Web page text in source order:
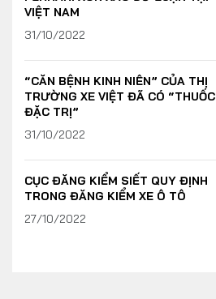
VIỆT NAM
31/10/2022
“CĂN BỆNH KINH NIÊN” CỦA THỊ
TRƯỜNG XE VIỆT ĐÃ CÓ “THUỐC
ĐẶC TRỊ”
31/10/2022
CỤC ĐĂNG KIỂM SIẾT QUY ĐỊNH
TRONG ĐĂNG KIỂM XE Ô TÔ
27/10/2022